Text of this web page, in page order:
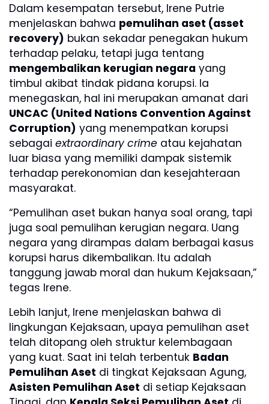
Dalam kesempatan tersebut, Irene Putrie
menjelaskan bahwa pemulihan aset (asset
recovery) bukan sekadar penegakan hukum
terhadap pelaku, tetapi juga tentang
mengembalikan kerugian negara yang
timbul akibat tindak pidana korupsi. Ia
menegaskan, hal ini merupakan amanat dari
UNCAC (United Nations Convention Against
Corruption) yang menempatkan korupsi
sebagai extraordinary crime atau kejahatan
luar biasa yang memiliki dampak sistemik
terhadap perekonomian dan kesejahteraan
masyarakat.
“Pemulihan aset bukan hanya soal orang, tapi
juga soal pemulihan kerugian negara. Uang
negara yang dirampas dalam berbagai kasus
korupsi harus dikembalikan. Itu adalah
tanggung jawab moral dan hukum Kejaksaan,”
tegas Irene.
Lebih lanjut, Irene menjelaskan bahwa di
lingkungan Kejaksaan, upaya pemulihan aset
telah ditopang oleh struktur kelembagaan
yang kuat. Saat ini telah terbentuk Badan
Pemulihan Aset di tingkat Kejaksaan Agung,
Asisten Pemulihan Aset di setiap Kejaksaan